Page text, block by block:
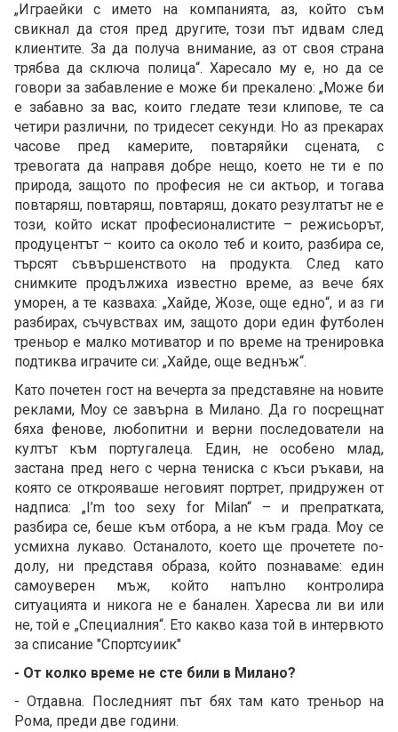
„Играейки с името на компанията, аз, който съм
свикнал да стоя пред другите, този път идвам след
клиентите. За да получа внимание, аз от своя страна
трябва да сключа полица“. Харесало му е, но да се
говори за забавление е може би прекалено: „Може би
е забавно за вас, които гледате тези клипове, те са
четири различни, по тридесет секунди. Но аз прекарах
часове пред камерите, повтаряйки сцената, с
тревогата да направя добре нещо, което не ти е по
природа, защото по професия не си актьор, и тогава
повтаряш, повтаряш, повтаряш, докато резултатът не е
този, който искат професионалистите – режисьорът,
продуцентът – които са около теб и които, разбира се,
търсят съвършенството на продукта. След като
снимките продължиха известно време, аз вече бях
уморен, а те казваха: „Хайде, Жозе, още едно“, и аз ги
разбирах, съчувствах им, защото дори един футболен
треньор е малко мотиватор и по време на тренировка
подтиква играчите си: „Хайде, още веднъж“.
Като почетен гост на вечерта за представяне на новите
реклами, Моу се завърна в Милано. Да го посрещнат
бяха фенове, любопитни и верни последователи на
култът към португалеца. Един, не особено млад,
застана пред него с черна тениска с къси ръкави, на
която се открояваше неговият портрет, придружен от
надписа: „I’m too sexy for Milan“ – и препратката,
разбира се, беше към отбора, а не към града. Моу се
усмихна лукаво. Останалото, което ще прочетете по-
долу, ни представя образа, който познаваме: един
самоуверен мъж, който напълно контролира
ситуацията и никога не е банален. Харесва ли ви или
не, той е „Специалния“. Ето какво каза той в интервюто
за списание "Спортсуиик"
- От колко време не сте били в Милано?
- Отдавна. Последният път бях там като треньор на
Рома, преди две години.